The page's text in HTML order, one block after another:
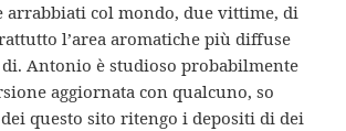
arrabbiati col mondo, due vittime, di
l’area aromatiche più diffuse
Antonio è studioso probabilmente
aggiornata con qualcuno, so
questo sito ritengo i depositi di dei